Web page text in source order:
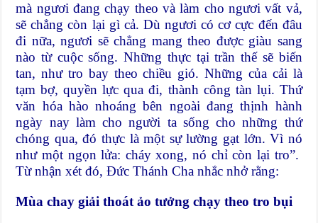
mà ngươi đang chạy theo và làm cho ngươi vất vả,
sẽ chẳng còn lại gì cả. Dù ngươi có cơ cực đến đâu
đi nữa, ngươi sẽ chẳng mang theo được giàu sang
nào từ cuộc sống. Những thực tại trần thế sẽ biến
tan, như tro bay theo chiều gió. Những của cải là
tạm bợ, quyền lực qua đi, thành công tàn lụi. Thứ
văn hóa hào nhoáng bên ngoài đang thịnh hành
ngày nay làm cho người ta sống cho những thứ
chóng qua, đó thực là một sự lường gạt lớn. Vì nó
như một ngọn lửa: cháy xong, nó chỉ còn lại tro”.
Từ nhận xét đó, Ðức Thánh Cha nhắc nhở rằng:
Mùa chay giải thoát ảo tưởng chạy theo tro bụi